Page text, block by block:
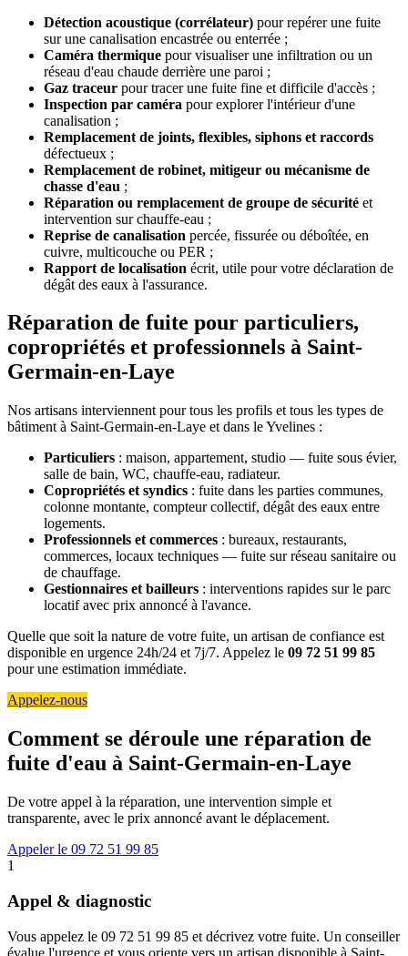
Détection acoustique (corrélateur) pour repérer une fuite
sur une canalisation encastrée ou enterrée ;
Caméra thermique pour visualiser une infiltration ou un
réseau d'eau chaude derrière une paroi ;
Gaz traceur pour tracer une fuite fine et difficile d'accès ;
Inspection par caméra pour explorer l'intérieur d'une
canalisation ;
Remplacement de joints, flexibles, siphons et raccords
défectueux ;
Remplacement de robinet, mitigeur ou mécanisme de
chasse d'eau ;
Réparation ou remplacement de groupe de sécurité et
intervention sur chauffe-eau ;
Reprise de canalisation percée, fissurée ou déboîtée, en
cuivre, multicouche ou PER ;
Rapport de localisation écrit, utile pour votre déclaration de
dégât des eaux à l'assurance.
Réparation de fuite pour particuliers,
copropriétés et professionnels à Saint-
Germain-en-Laye
Nos artisans interviennent pour tous les profils et tous les types de
bâtiment à Saint-Germain-en-Laye et dans le Yvelines :
Particuliers : maison, appartement, studio — fuite sous évier,
salle de bain, WC, chauffe-eau, radiateur.
Copropriétés et syndics : fuite dans les parties communes,
colonne montante, compteur collectif, dégât des eaux entre
logements.
Professionnels et commerces : bureaux, restaurants,
commerces, locaux techniques — fuite sur réseau sanitaire ou
de chauffage.
Gestionnaires et bailleurs : interventions rapides sur le parc
locatif avec prix annoncé à l'avance.
Quelle que soit la nature de votre fuite, un artisan de confiance est
disponible en urgence 24h/24 et 7j/7. Appelez le 09 72 51 99 85
pour une estimation immédiate.
Appelez-nous
Comment se déroule une réparation de
fuite d'eau à Saint-Germain-en-Laye
De votre appel à la réparation, une intervention simple et
transparente, avec le prix annoncé avant le déplacement.
Appeler le 09 72 51 99 85
1
Appel & diagnostic
Vous appelez le 09 72 51 99 85 et décrivez votre fuite. Un conseiller
évalue l'urgence et vous oriente vers un artisan disponible à Saint-